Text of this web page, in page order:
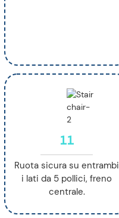
11
Ruota sicura su entrambi
i lati da 5 pollici, freno
centrale.